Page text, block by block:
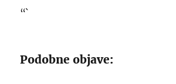
“`
Podobne objave: